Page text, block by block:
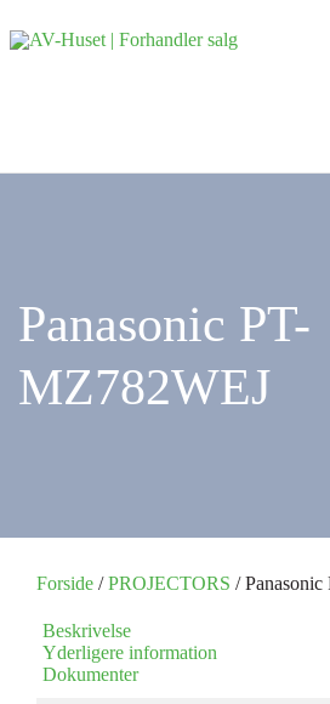
Panasonic PT-
MZ782WEJ
Forside /PROJECTORS /
Beskrivelse
Yderligere information
Dokumenter